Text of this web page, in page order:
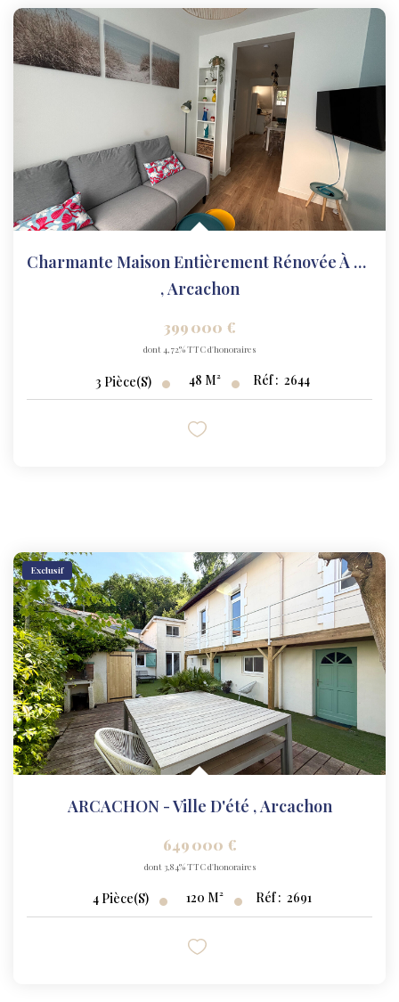
Charmante Maison Entièrement Rénovée À 50 M Du Bassin !
,Arcachon
399 000 €
dont 4,72% TTC d'honoraires
3 Pièce(s) 48 M² Réf : 2644
Exclusif
ARCACHON - Ville D'été ,Arcachon
649 000 €
dont 3,84% TTC d'honoraires
4 Pièce(s) 120 M² Réf : 2691